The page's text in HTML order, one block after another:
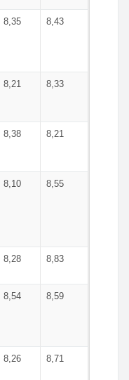
8,35 8,43
8,21 8,33
8,38 8,21
8,10 8,55
8,28 8,83
8,54 8,59
8,26 8,71